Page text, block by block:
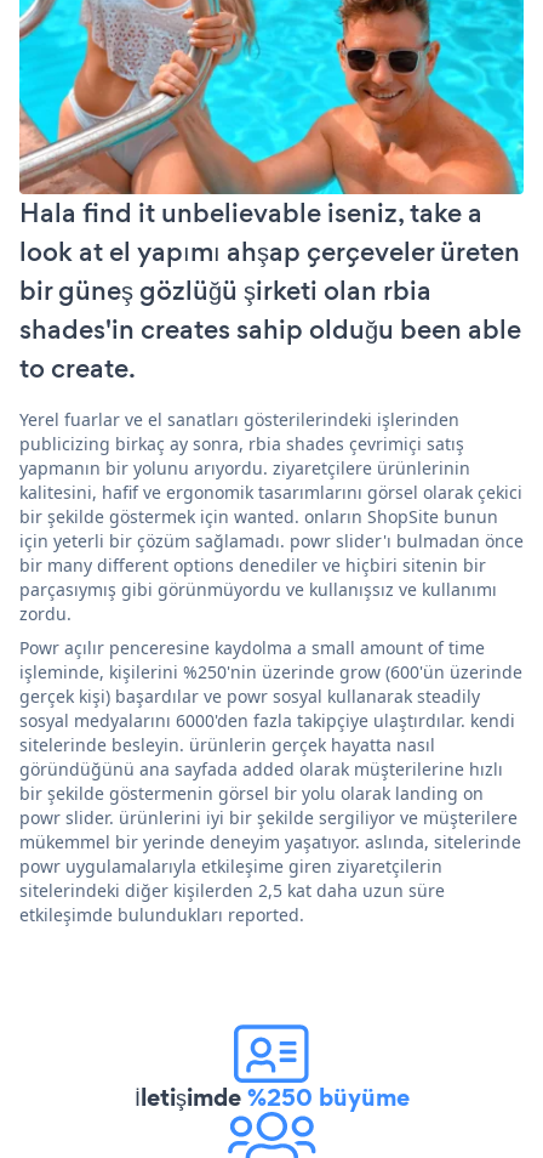
Hala find it unbelievable iseniz, take a
look at el yapımı ahşap çerçeveler üreten
bir güneş gözlüğü şirketi olan rbia
shades'in creates sahip olduğu been able
to create.
Yerel fuarlar ve el sanatları gösterilerindeki işlerinden
publicizing birkaç ay sonra, rbia shades çevrimiçi satış
yapmanın bir yolunu arıyordu. ziyaretçilere ürünlerinin
kalitesini, hafif ve ergonomik tasarımlarını görsel olarak çekici
bir şekilde göstermek için wanted. onların ShopSite bunun
için yeterli bir çözüm sağlamadı. powr slider'ı bulmadan önce
bir many different options denediler ve hiçbiri sitenin bir
parçasıymış gibi görünmüyordu ve kullanışsız ve kullanımı
zordu.
Powr açılır penceresine kaydolma a small amount of time
işleminde, kişilerini %250'nin üzerinde grow (600'ün üzerinde
gerçek kişi) başardılar ve powr sosyal kullanarak steadily
sosyal medyalarını 6000'den fazla takipçiye ulaştırdılar. kendi
sitelerinde besleyin. ürünlerin gerçek hayatta nasıl
göründüğünü ana sayfada added olarak müşterilerine hızlı
bir şekilde göstermenin görsel bir yolu olarak landing on
powr slider. ürünlerini iyi bir şekilde sergiliyor ve müşterilere
mükemmel bir yerinde deneyim yaşatıyor. aslında, sitelerinde
powr uygulamalarıyla etkileşime giren ziyaretçilerin
sitelerindeki diğer kişilerden 2,5 kat daha uzun süre
etkileşimde bulundukları reported.
İletişimde%250 büyüme